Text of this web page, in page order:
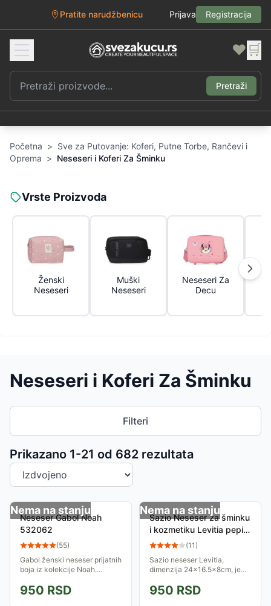
Pratite narudžbenicu Prijava Registracija
❤️ 🛒
Pretraži
Početna > Sve za Putovanje: Koferi, Putne Torbe, Rančevi i
Oprema > Neseseri i Koferi Za Šminku
Vrste Proizvoda
Ženski
Neseseri
Muški
Neseseri
Neseseri Za
Decu
Neseseri i Koferi Za Šminku
Filteri
Prikazano 1-21 od 682 rezultata
Sortiranje proizvoda
Nema na stanju
Neseser Gabol Noah
532062
(55)
Gabol ženski neseser prijatnih
boja iz kolekcije Noah.
kvalitet i vrhunski dizajn.
950 RSD
Nema na stanju
Sazio Neseser za šminku
i kozmetiku Levitia pepito
500702 (11)
Sazio neseser Levitia,
dimenzija 24x16.5x8cm, je
jednom mestu, imate
950 RSD